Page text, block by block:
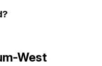
West